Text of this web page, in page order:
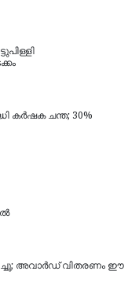
കർഷക ചന്ത; 30%
അവാർഡ് വിതരണം ഈ